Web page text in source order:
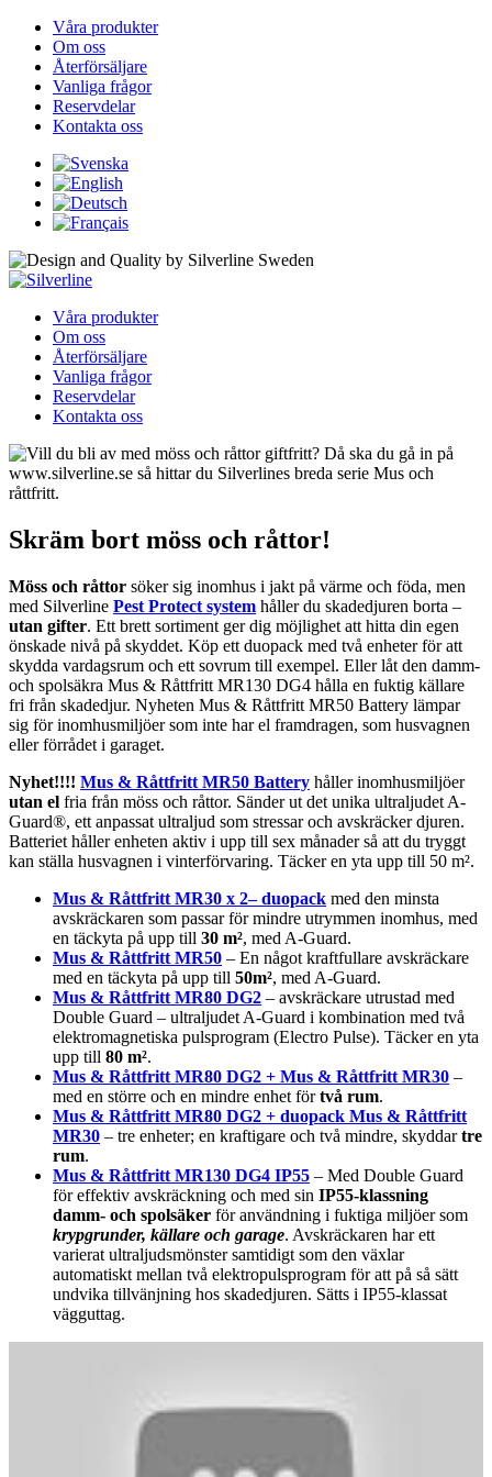
Våra produkter
Om oss
Återförsäljare
Vanliga frågor
Reservdelar
Kontakta oss
Våra produkter
Om oss
Återförsäljare
Vanliga frågor
Reservdelar
Kontakta oss
Skräm bort möss och råttor!
Möss och råttor söker sig inomhus i jakt på värme och föda, men
med Silverline Pest Protect system håller du skadedjuren borta –
utan gifter. Ett brett sortiment ger dig möjlighet att hitta din egen
önskade nivå på skyddet. Köp ett duopack med två enheter för att
skydda vardagsrum och ett sovrum till exempel. Eller låt den damm-
och spolsäkra Mus & Råttfritt MR130 DG4 hålla en fuktig källare
fri från skadedjur. Nyheten Mus & Råttfritt MR50 Battery lämpar
sig för inomhusmiljöer som inte har el framdragen, som husvagnen
eller förrådet i garaget.
Nyhet!!!! Mus & Råttfritt MR50 Battery håller inomhusmiljöer
utan el fria från möss och råttor. Sänder ut det unika ultraljudet A-
Guard®, ett anpassat ultraljud som stressar och avskräcker djuren.
Batteriet håller enheten aktiv i upp till sex månader så att du tryggt
kan ställa husvagnen i vinterförvaring. Täcker en yta upp till 50 m².
Mus & Råttfritt MR30 x 2– duopack med den minsta
avskräckaren som passar för mindre utrymmen inomhus, med
en täckyta på upp till 30 m², med A-Guard.
Mus & Råttfritt MR50 – En något kraftfullare avskräckare
med en täckyta på upp till 50m², med A-Guard.
Mus & Råttfritt MR80 DG2 – avskräckare utrustad med
Double Guard – ultraljudet A-Guard i kombination med två
elektromagnetiska pulsprogram (Electro Pulse). Täcker en yta
upp till 80 m².
Mus & Råttfritt MR80 DG2 + Mus & Råttfritt MR30 –
med en större och en mindre enhet förtvå rum.
Mus & Råttfritt MR80 DG2 + duopack Mus & Råttfritt
MR30 – tre enheter; en kraftigare och två mindre, skyddartre
rum.
Mus & Råttfritt MR130 DG4 IP55 – Med Double Guard
för effektiv avskräckning och med sin IP55-klassning
damm- och spolsäker för användning i fuktiga miljöer som
krypgrunder, källare och garage. Avskräckaren har ett
varierat ultraljudsmönster samtidigt som den växlar
automatiskt mellan två elektropulsprogram för att på så sätt
undvika tillvänjning hos skadedjuren. Sätts i IP55-klassat
vägguttag.